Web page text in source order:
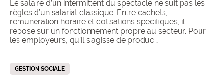
Le salaire d’un intermittent du spectacle ne suit pas les
règles d’un salariat classique. Entre cachets,
rémunération horaire et cotisations spécifiques, il
repose sur un fonctionnement propre au secteur. Pour
les employeurs, qu’il s’agisse de produc…
GESTION SOCIALE